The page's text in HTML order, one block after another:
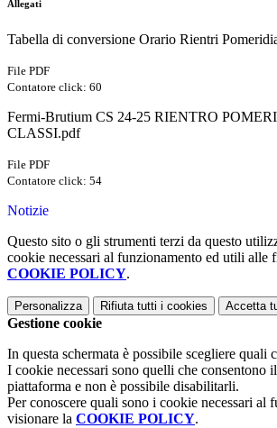
Allegati
Tabella di conversione Orario Rientri
File PDF
Contatore click: 60
Fermi-Brutium CS 24-25 RIENTRO
CLASSI.pdf
File PDF
Contatore click: 54
Notizie
Questo sito o gli strumenti terzi da questo
cookie necessari al funzionamento ed utili alle
COOKIE POLICY.
Personalizza Rifiuta tutti i cookies Accetta
Gestione cookie
In questa schermata è possibile scegliere quali
I cookie necessari sono quelli che consentono
piattaforma e non è possibile disabilitarli.
Per conoscere quali sono i cookie necessari al
visionare la COOKIE POLICY.